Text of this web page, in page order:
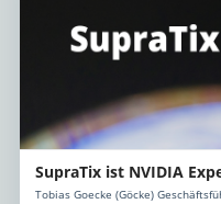
SupraTix ist NVIDIA
Tobias Goecke (Göcke)